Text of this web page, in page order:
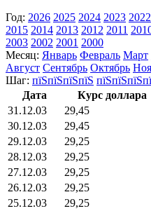
Год: 2026 2025 2024 2023 2022
2015 2014 2013 2012 2011
2003 2002 2001 2000
Месяц: Январь Февраль Март
Август Сентябрь Октябрь
Шаг: пїЅпїЅпїЅпїЅ
Дата
Курс доллара
31.12.03
29,45
30.12.03
29,45
29.12.03
29,25
28.12.03
29,25
27.12.03
29,25
26.12.03
29,25
25.12.03
29,25